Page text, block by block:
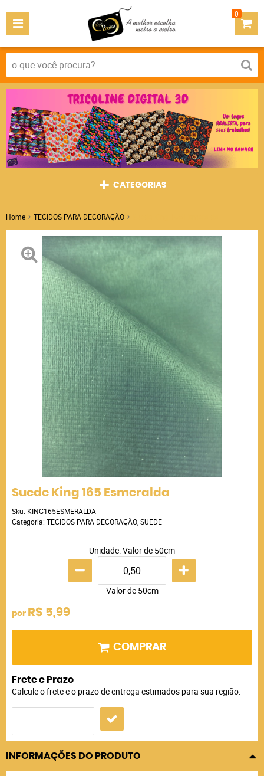
0
CATEGORIAS
Home TECIDOS PARA DECORAÇÃO
Suede King 165 Esmeralda
Sku: KING165ESMERALDA
Categoria: TECIDOS PARA DECORAÇÃO SUEDE
Unidade: Valor de 50cm
Valor de 50cm
por R$ 5,99
COMPRAR
Frete e Prazo
Calcule o frete e o prazo de entrega estimados para sua região:
INFORMAÇÕES DO PRODUTO